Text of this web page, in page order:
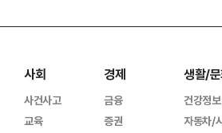
사회
사건사고
교육
경제
금융
증권
생활/
건강정보
자동차/